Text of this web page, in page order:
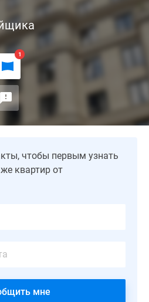
1
чтобы первым узнать
квартир от
мне